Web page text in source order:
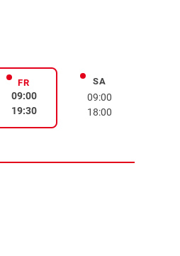
FRFreitag
09:00
19:30
SASamstag
09:00
18:00